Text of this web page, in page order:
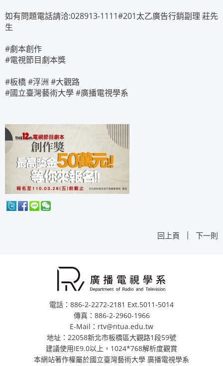
如有問題電話請洽:028913-1111#201太乙廣告行銷副理 莊先
生
#劇本創作
#電視節目劇本獎
#板橋 #浮洲 #大觀路
#國立臺灣藝術大學 #廣播電視學系
回上頁 | 下一則
電話：886-2-2272-2181 Ext.5011-5014
傳真：886-2-2960-1966
E-Mail：rtv@ntua.edu.tw
地址：22058新北市板橋區大觀路1段59號
建議使用IE9.0以上，1024*768解析度觀賞
本網站著作權屬於國立臺灣藝術大學 廣播電視學系